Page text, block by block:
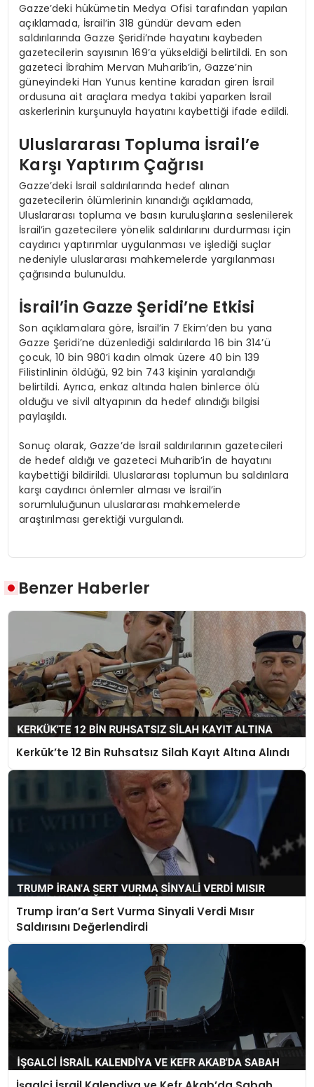
Gazze’deki hükümetin Medya Ofisi tarafından yapılan
açıklamada, İsrail’in 318 gündür devam eden
saldırılarında Gazze Şeridi’nde hayatını kaybeden
gazetecilerin sayısının 169’a yükseldiği belirtildi. En son
gazeteci İbrahim Mervan Muharib’in, Gazze’nin
güneyindeki Han Yunus kentine karadan giren İsrail
ordusuna ait araçlara medya takibi yaparken İsrail
askerlerinin kurşunuyla hayatını kaybettiği ifade edildi.
Uluslararası Topluma İsrail’e
Karşı Yaptırım Çağrısı
Gazze’deki İsrail saldırılarında hedef alınan
gazetecilerin ölümlerinin kınandığı açıklamada,
Uluslararası topluma ve basın kuruluşlarına seslenilerek
İsrail’in gazetecilere yönelik saldırılarını durdurması için
caydırıcı yaptırımlar uygulanması ve işlediği suçlar
nedeniyle uluslararası mahkemelerde yargılanması
çağrısında bulunuldu.
İsrail’in Gazze Şeridi’ne Etkisi
Son açıklamalara göre, İsrail’in 7 Ekim’den bu yana
Gazze Şeridi’ne düzenlediği saldırılarda 16 bin 314’ü
çocuk, 10 bin 980’i kadın olmak üzere 40 bin 139
Filistinlinin öldüğü, 92 bin 743 kişinin yaralandığı
belirtildi. Ayrıca, enkaz altında halen binlerce ölü
olduğu ve sivil altyapının da hedef alındığı bilgisi
paylaşıldı.
Sonuç olarak, Gazze’de İsrail saldırılarının gazetecileri
de hedef aldığı ve gazeteci Muharib’in de hayatını
kaybettiği bildirildi. Uluslararası toplumun bu saldırılara
karşı caydırıcı önlemler alması ve İsrail’in
sorumluluğunun uluslararası mahkemelerde
araştırılması gerektiği vurgulandı.
Benzer Haberler
Kerkük’te 12 Bin Ruhsatsız Silah Kayıt Altına Alındı
Trump İran’a Sert Vurma Sinyali Verdi Mısır
Saldırısını Değerlendirdi